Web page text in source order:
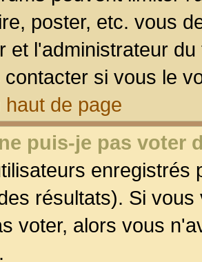
poster, etc. vous
et l'administrateur
contacter si vous le
de page
puis-je pas voter
enregistrés
résultats). Si
voter, alors vous